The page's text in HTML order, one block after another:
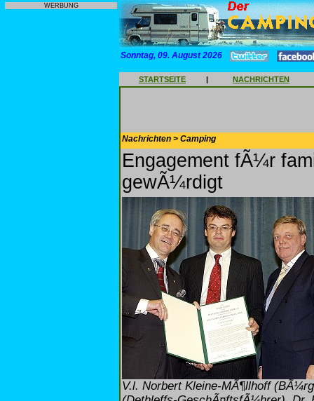
WERBUNG
Sonntag, 09. August 2026
STARTSEITE | NACHRICHTEN
Nachrichten > Camping
Engagement fÃ¼r
gewÃ¼rdigt
V.l. Norbert Kleine-MÃ¶llhoff